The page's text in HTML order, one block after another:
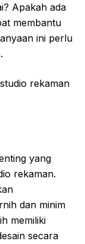
Apakah ada
membantu
ini perlu
rekaman
yang
rekaman.
dan minim
memiliki
secara